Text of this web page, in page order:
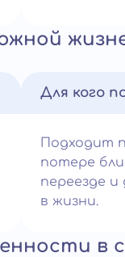
Для кого
Подходит
потере
переезде и
в жизни.
в